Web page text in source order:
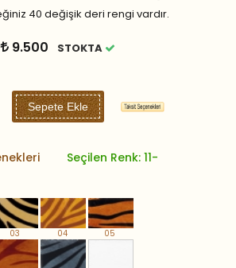
40 değişik deri rengi vardır.
9.500 STOKTA
Sepete Ekle
Seçilen Renk: 11-
03 04 05